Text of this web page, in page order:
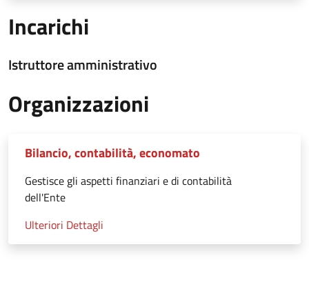
Incarichi
Istruttore amministrativo
Organizzazioni
Bilancio, contabilità, economato
Gestisce gli aspetti finanziari e di contabilità
dell'Ente
Ulteriori Dettagli